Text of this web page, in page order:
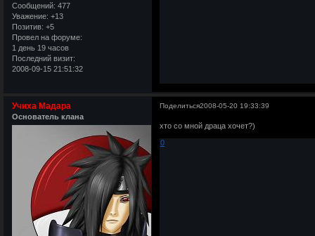
Сообщений: 477
Уважение: +13
Позитив: +5
Провел на форуме:
1 день 19 часов
Последний визит:
2008-09-15 21:51:32
Поделиться2008-05-20 19:33:39
Учиха Мадара
Основатель клана
хто со мной драца хочет?)
0